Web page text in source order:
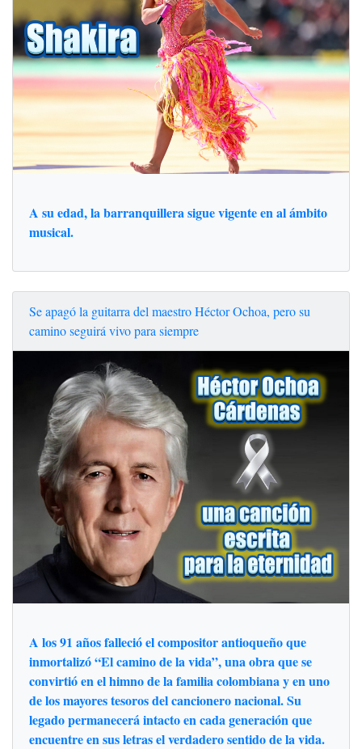
A su edad, la barranquillera sigue vigente en al ámbito
musical.
Se apagó la guitarra del maestro Héctor Ochoa, pero su
camino seguirá vivo para siempre
A los 91 años falleció el compositor antioqueño que
inmortalizó “El camino de la vida”, una obra que se
convirtió en el himno de la familia colombiana y en uno
de los mayores tesoros del cancionero nacional. Su
legado permanecerá intacto en cada generación que
encuentre en sus letras el verdadero sentido de la vida.